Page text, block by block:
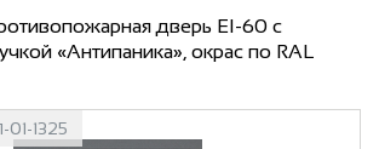
дверь EI-60 с
«Антипаника», окрас по RAL
1325